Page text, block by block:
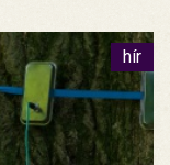
hír